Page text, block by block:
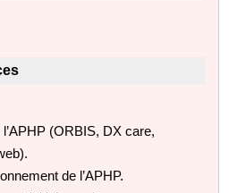
(ORBIS, DX care,
de l’APHP.